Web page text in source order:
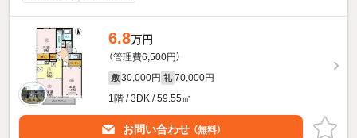
6.8万円
（管理費6,500円）
敷 30,000円 礼 70,000円
1階 / 3DK / 59.55㎡
お問い合わせ （無料）